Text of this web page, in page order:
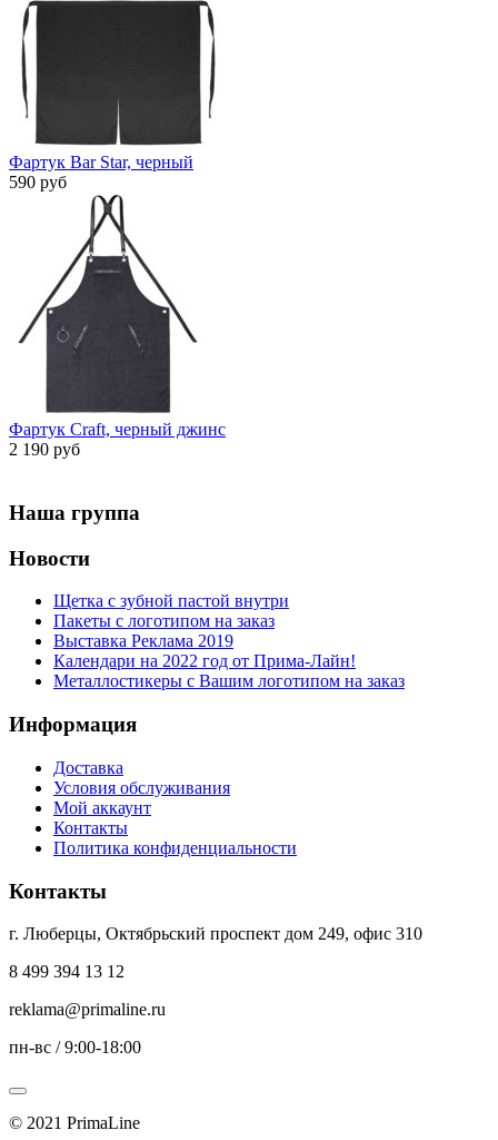
Фартук Bar Star, черный
590 руб
Фартук Craft, черный джинс
2 190 руб
Наша группа
Новости
Щетка с зубной пастой внутри
Пакеты с логотипом на заказ
Выставка Реклама 2019
Календари на 2022 год от Прима-Лайн!
Металлостикеры с Вашим логотипом на заказ
Информация
Доставка
Условия обслуживания
Мой аккаунт
Контакты
Политика конфиденциальности
Контакты
г. Люберцы, Октябрьский проспект дом 249, офис 310
8 499 394 13 12
reklama@primaline.ru
пн-вс / 9:00-18:00
© 2021 PrimaLine